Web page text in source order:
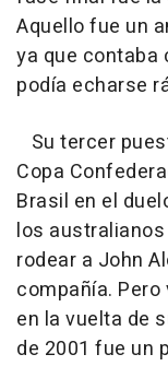
Aquello fue un
ya que contaba
podía echarse
Su tercer
Copa
Brasil en el
los
rodear a John
compañía.
en la vuelta de
de 2001 fue un